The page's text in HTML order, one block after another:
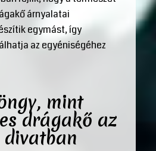
árnyalatai
egymást, így
az egyéniségéhez
mint
drágakő az
divatban